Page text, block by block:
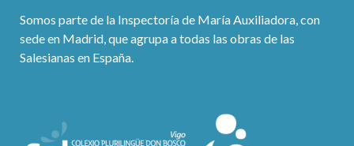
Somos parte de la Inspectoría de María Auxiliadora, con
sede en Madrid, que agrupa a todas las obras de las
Salesianas en España.